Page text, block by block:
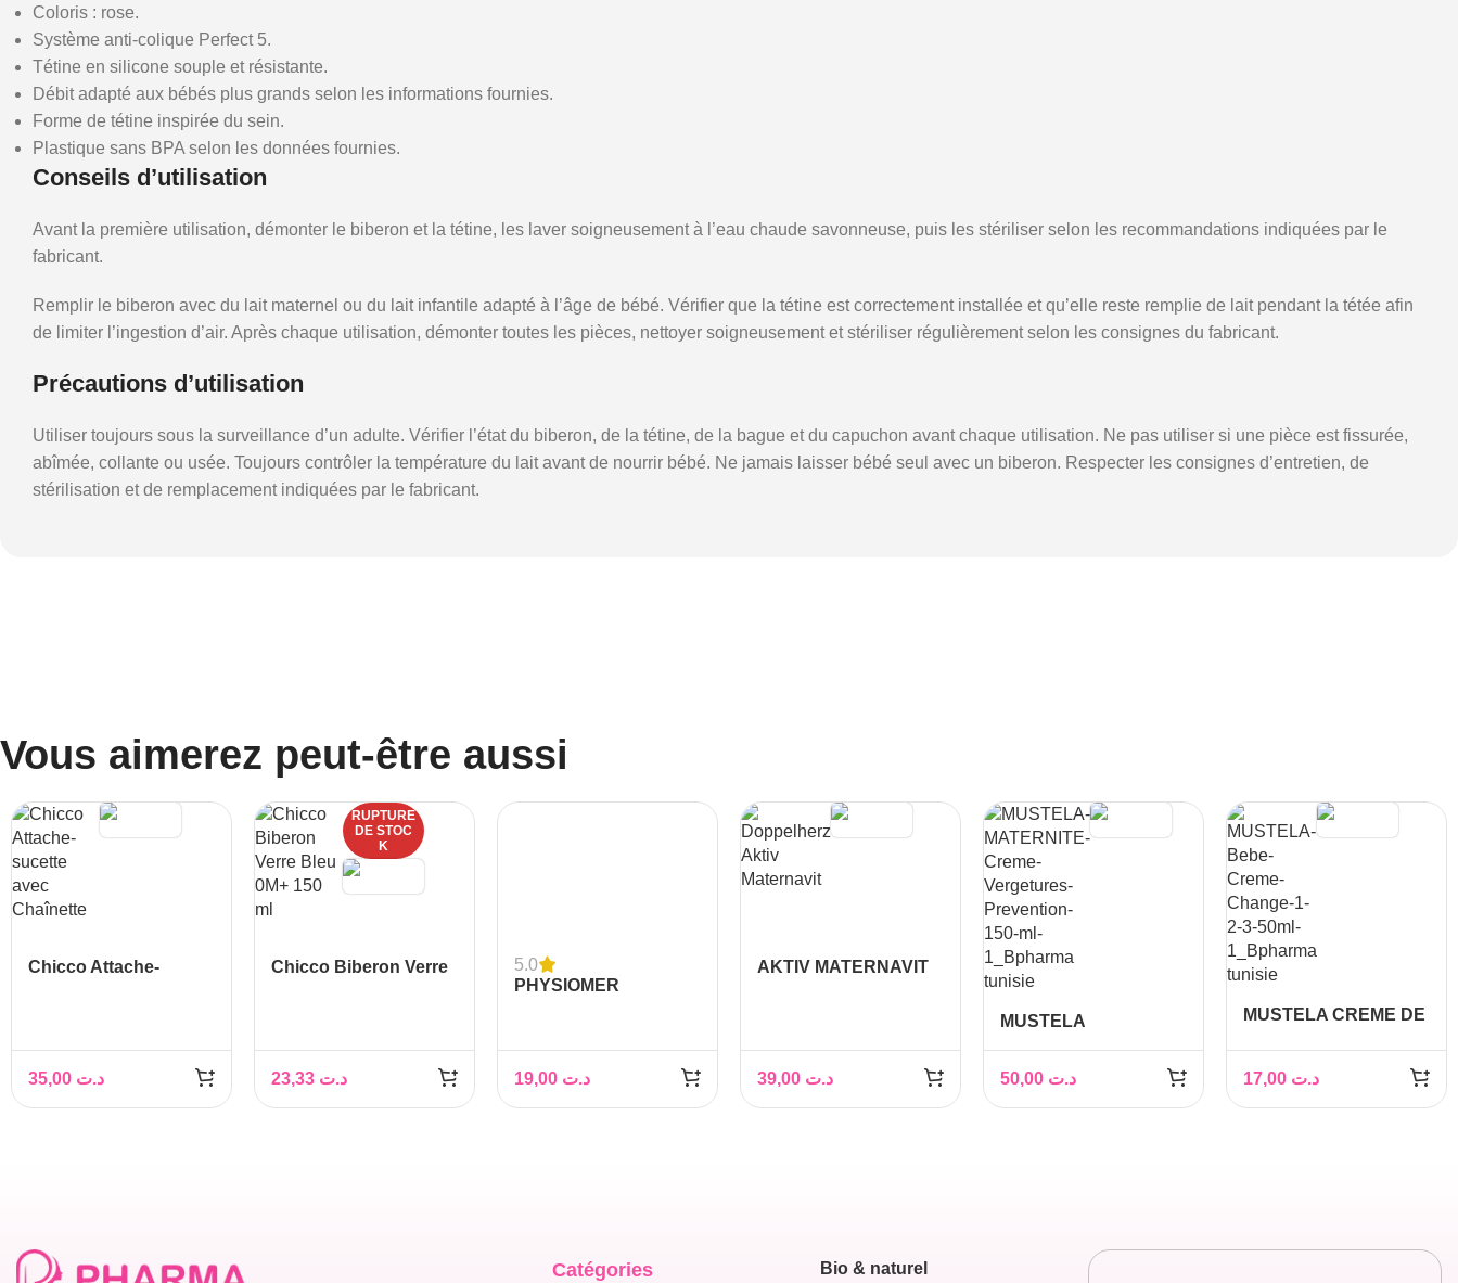
Coloris : rose.
Système anti-colique Perfect 5.
Tétine en silicone souple et résistante.
Débit adapté aux bébés plus grands selon les informations fournies.
Forme de tétine inspirée du sein.
Plastique sans BPA selon les données fournies.
Conseils d’utilisation
Avant la première utilisation, démonter le biberon et la tétine, les laver soigneusement à l’eau chaude savonneuse, puis les stériliser selon les recommandations indiquées par le
fabricant.
Remplir le biberon avec du lait maternel ou du lait infantile adapté à l’âge de bébé. Vérifier que la tétine est correctement installée et qu’elle reste remplie de lait pendant la tétée afin
de limiter l’ingestion d’air. Après chaque utilisation, démonter toutes les pièces, nettoyer soigneusement et stériliser régulièrement selon les consignes du fabricant.
Précautions d’utilisation
Utiliser toujours sous la surveillance d’un adulte. Vérifier l’état du biberon, de la tétine, de la bague et du capuchon avant chaque utilisation. Ne pas utiliser si une pièce est fissurée,
abîmée, collante ou usée. Toujours contrôler la température du lait avant de nourrir bébé. Ne jamais laisser bébé seul avec un biberon. Respecter les consignes d’entretien, de
stérilisation et de remplacement indiquées par le fabricant.
Vous aimerez peut-être aussi
Chicco Attache-
د.ت
RUPTURE
DE STOC
K
Chicco Biberon Verre
د.ت
5.0
PHYSIOMER
FILTRES JETABLES
د.ت
AKTIV MATERNAVIT
د.ت
MUSTELA
VERGETURE
PREVENTION 150ML
د.ت
MUSTELA CREME DE
د.ت
Catégories Bio & naturel